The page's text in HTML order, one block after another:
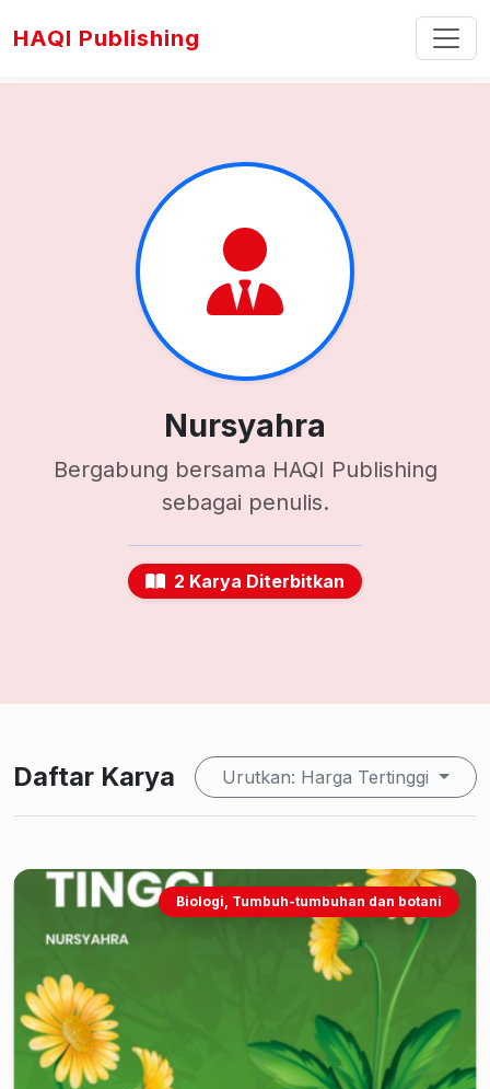
HAQI Publishing
Nursyahra
Bergabung bersama HAQI Publishing
sebagai penulis.
2 Karya Diterbitkan
Daftar Karya Urutkan: Harga Tertinggi
Biologi, Tumbuh-tumbuhan dan botani